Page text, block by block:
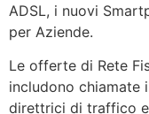
ADSL, i nuovi
per Aziende.
Le offerte di Rete
includono chiamate
direttrici di traffico